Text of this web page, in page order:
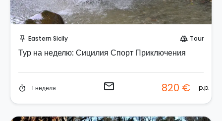
push_pin Eastern Sicily forest Tour
Тур на неделю: Сицилия Спорт Приключения
timer 1 неделя email 820 € p.p.